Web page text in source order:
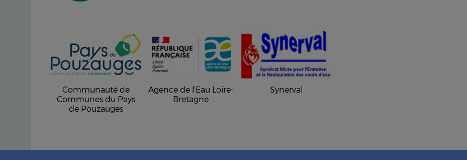
Communauté de
Communes du Pays
de Pouzauges
Agence de l'Eau Loire-
Bretagne
Synerval